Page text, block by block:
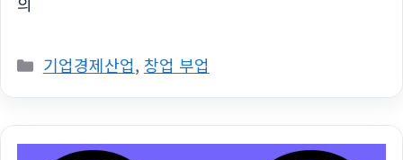
카
리
기업경제산업, 창업 부업